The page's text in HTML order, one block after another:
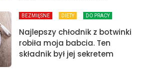
BEZMIĘSNE DIETY DO PRACY
Najlepszy chłodnik z botwinki
robiła moja babcia. Ten
składnik był jej sekretem